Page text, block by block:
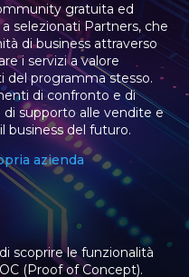
gratuita ed
selezionati Partners, che
di business attraverso
i servizi a valore
del programma stesso.
di confronto e di
di supporto alle vendite e
business del futuro.
azienda
scoprire le funzionalità
(Proof of Concept).